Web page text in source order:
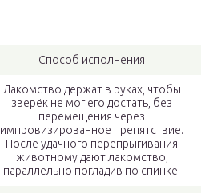
Способ исполнения
Лакомство держат в руках, чтобы
зверёк не мог его достать, без
перемещения через
импровизированное препятствие.
После удачного перепрыгивания
животному дают лакомство,
параллельно погладив по спинке.